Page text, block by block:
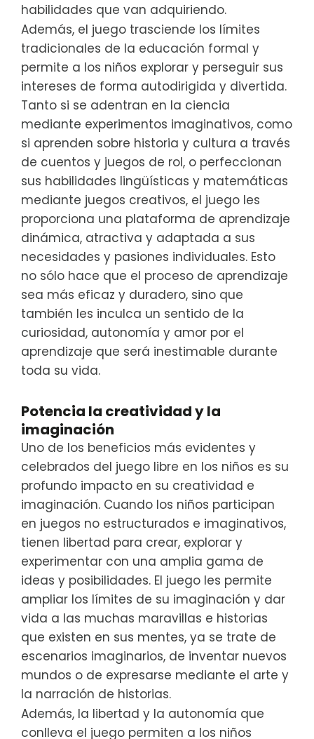
habilidades que van adquiriendo.
Además, el juego trasciende los límites
tradicionales de la educación formal y
permite a los niños explorar y perseguir sus
intereses de forma autodirigida y divertida.
Tanto si se adentran en la ciencia
mediante experimentos imaginativos, como
si aprenden sobre historia y cultura a través
de cuentos y juegos de rol, o perfeccionan
sus habilidades lingüísticas y matemáticas
mediante juegos creativos, el juego les
proporciona una plataforma de aprendizaje
dinámica, atractiva y adaptada a sus
necesidades y pasiones individuales. Esto
no sólo hace que el proceso de aprendizaje
sea más eficaz y duradero, sino que
también les inculca un sentido de la
curiosidad, autonomía y amor por el
aprendizaje que será inestimable durante
toda su vida.
Potencia la creatividad y la
imaginación
Uno de los beneficios más evidentes y
celebrados del juego libre en los niños es su
profundo impacto en su creatividad e
imaginación. Cuando los niños participan
en juegos no estructurados e imaginativos,
tienen libertad para crear, explorar y
experimentar con una amplia gama de
ideas y posibilidades. El juego les permite
ampliar los límites de su imaginación y dar
vida a las muchas maravillas e historias
que existen en sus mentes, ya se trate de
escenarios imaginarios, de inventar nuevos
mundos o de expresarse mediante el arte y
la narración de historias.
Además, la libertad y la autonomía que
conlleva el juego permiten a los niños